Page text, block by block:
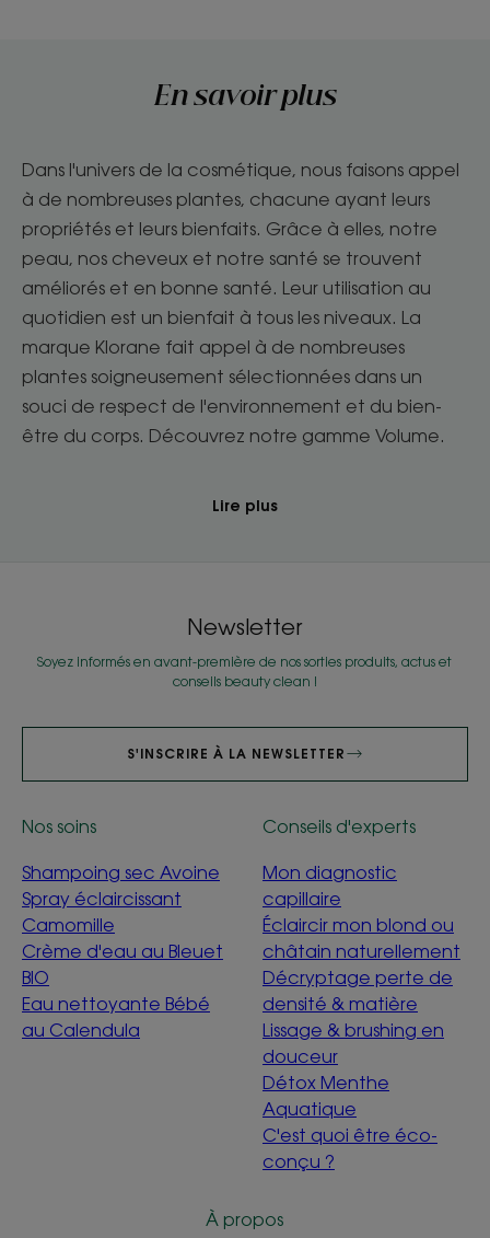
En savoir plus
Dans l'univers de la cosmétique, nous faisons appel
à de nombreuses plantes, chacune ayant leurs
propriétés et leurs bienfaits. Grâce à elles, notre
peau, nos cheveux et notre santé se trouvent
améliorés et en bonne santé. Leur utilisation au
quotidien est un bienfait à tous les niveaux. La
marque Klorane fait appel à de nombreuses
plantes soigneusement sélectionnées dans un
souci de respect de l'environnement et du bien-
être du corps. Découvrez notre gamme Volume.
Lire plus
Newsletter
Soyez informés en avant-première de nos sorties produits, actus et
conseils beauty clean !
S'INSCRIRE À LA NEWSLETTER
Nos soins
Shampoing sec Avoine
Spray éclaircissant
Camomille
Crème d'eau au Bleuet
BIO
Eau nettoyante Bébé
au Calendula
Conseils d'experts
Mon diagnostic
capillaire
Éclaircir mon blond ou
châtain naturellement
Décryptage perte de
densité & matière
Lissage & brushing en
douceur
Détox Menthe
Aquatique
C'est quoi être éco-
conçu ?
À propos